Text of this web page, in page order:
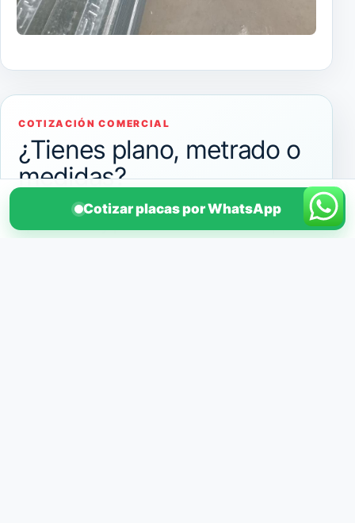
COTIZACIÓN COMERCIAL
¿Tienes plano, metrado o
medidas?
Envíanos los largos requeridos, cantidad
aproximada y perfil solicitado. Cotiza placas
Cotizar placas por WhatsApp